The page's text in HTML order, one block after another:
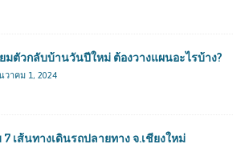
มตัวกลับบ้านวันปีใหม่ ต้องวางแผนอะไรบ้าง?
วาคม 1, 2024
7 เส้นทางเดินรถปลายทาง จ.เชียงใหม่